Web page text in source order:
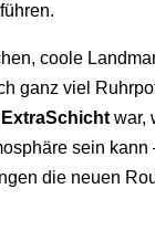
coole
ganz viel
ExtraSchichtwar,
sein kann
die neuen